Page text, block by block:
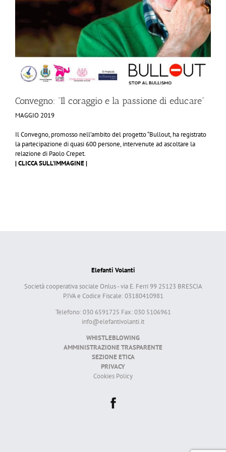
Convegno: “Il coraggio e la passione di educare”
MAGGIO 2019
​​Il Convegno, promosso nell’ambito del progetto “Bullout, ha registrato
la partecipazione di quasi 600 persone, intervenute ad ascoltare la
relazione di Paolo Crepet.
| CLICCA SULL'IMMAGINE |
Elefanti Volanti
Società cooperativa sociale Onlus - via E. Ferri 99 25123 BRESCIA
P.IVA e Codice Fiscale: 03180410981
Telefono: 030 6591725 Fax: 030 5106961
info@elefantivolanti.it
WHISTLEBLOWING
AMMINISTRAZIONE TRASPARENTE
SEZIONE ETICA
PRIVACY
Cookies Policy